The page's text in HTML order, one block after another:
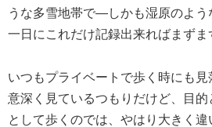
うな多雪地帯で―しかも湿原のよう
一日にこれだけ記録出来ればまずま
いつもプライベートで歩く時にも
意深く見ているつもりだけど、目
として歩くのでは、やはり大きく違